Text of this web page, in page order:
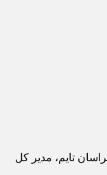
تایم، مدیر کل